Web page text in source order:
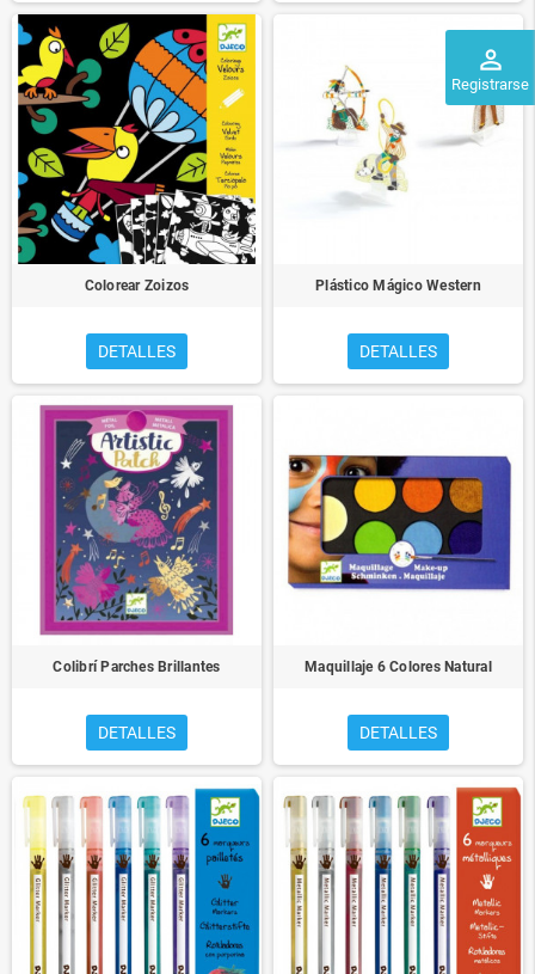
perm_identity
Registrarse
Colorear Zoizos
DETALLES
Plástico Mágico Western
DETALLES
Colibrí Parches Brillantes
DETALLES
Maquillaje 6 Colores Natural
DETALLES